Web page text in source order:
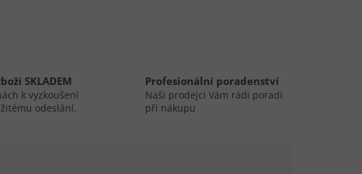
SKLADEM
k vyzkoušení
odeslání.
Profesionální poradenství
Naši prodejci Vám rádi poradí
při nákupu